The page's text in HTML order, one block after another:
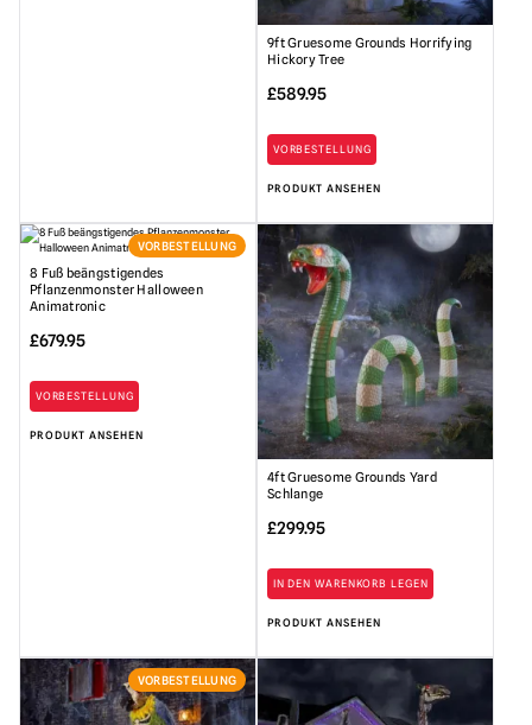
9ft Gruesome Grounds Horrifying
Hickory Tree
£589.95
VORBESTELLUNG
PRODUKT ANSEHEN
VORBESTELLUNG
8 Fuß beängstigendes
Pflanzenmonster Halloween
Animatronic
£679.95
VORBESTELLUNG
PRODUKT ANSEHEN
4ft Gruesome Grounds Yard
Schlange
£299.95
IN DEN WARENKORB LEGEN
PRODUKT ANSEHEN
VORBESTELLUNG